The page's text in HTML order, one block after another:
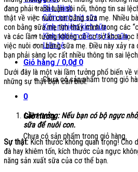
Bảo Hành
Cẩm nang hút sữa
Kinh nghiệm kích sữa
Kinh nghiệm điều trị tắc sữa
Liên hệ
Giỏ hàng / 0,0₫ 0
Chưa có sản phẩm trong giỏ
0
Giỏ hàng
Chưa có sản phẩm trong giỏ hàng.
đang phải tranh luận sôi nổi, thông tin sai
thật về việc nuôi con bằng sữa mẹ. Nhiều
con bằng sữa mẹ tìm thấy mình trong các
và các lầm tưởng không có cơ sở khoa học
việc nuôi con bằng sữa mẹ. Điều này xảy ra
bạn phải sàng lọc rất nhiều thông tin sai
Dưới đây là một vài lầm tưởng phổ biến về
những sự thật bạn cần biết.
Lầm tưởng: Nếu bạn có bộ ngực
sữa để nuôi con.
Sự thật:Kích thước không quan trọng! Cho
đà hay khiêm tốn, kích thước của ngực
năng sản xuất sữa của cơ thể bạn.